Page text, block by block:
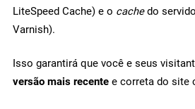
LiteSpeed Cache) e o cachedo
Varnish).
Isso garantirá que você e seus
versão mais recente e correta do site